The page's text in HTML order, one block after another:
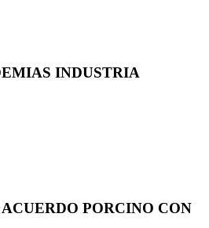
INDUSTRIA
PORCINO CON